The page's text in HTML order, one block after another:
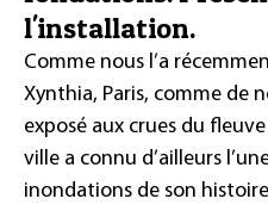
l'installation.
Comme nous l’a
Xynthia, Paris, comme de
exposé aux crues du
ville a connu d’ailleurs
inondations de son